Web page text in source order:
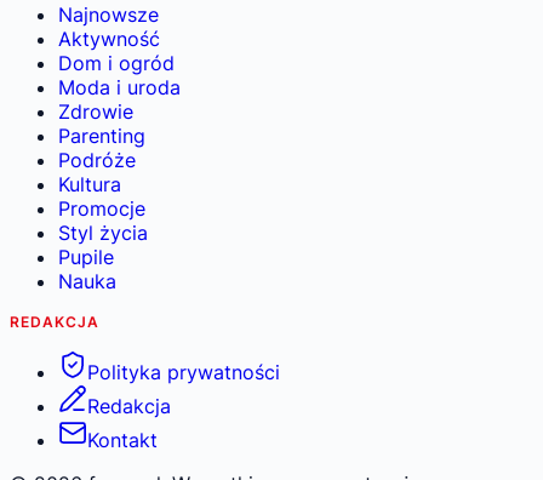
Najnowsze
Aktywność
Dom i ogród
Moda i uroda
Zdrowie
Parenting
Podróże
Kultura
Promocje
Styl życia
Pupile
Nauka
REDAKCJA
Polityka prywatności
Redakcja
Kontakt